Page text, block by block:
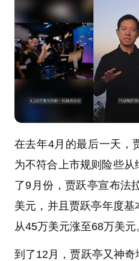
在去年4月的最后一天，
为不符合上市规则险些从
了9月份，贾跃亭宣布法
美元，并且贾跃亭年度基
从45万美元涨至68万美元
到了12月，贾跃亭又神